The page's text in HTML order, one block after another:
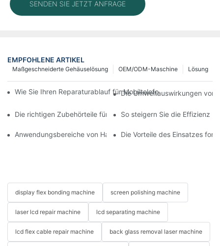
SENDEN SIE JETZT ANFRAGE
EMPFOHLENE ARTIKEL
Lösung
OEM/ODM-Maschine
Maßgeschneiderte Gehäuselösung
Wie Sie Ihren Reparaturablauf für Mobiltelefone mit moderner
Die Umweltauswirkungen von
Die richtigen Zubehörteile für Ihr Handy-So steigern Sie die Effizienz
Anwendungsbereiche von Handy-Reparaturmaschinen bei
Die Vorteile des Einsatzes
display flex bonding machine screen polishing machine
laser lcd repair machine lcd separating machine
lcd flex cable repair machine back glass removal laser machine